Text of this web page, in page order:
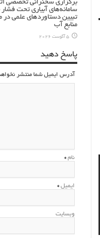
برگزاری سخنرانی تخصصی
سامانه‌های آبیاری تحت
تبیین دستاوردهای علمی
منابع آب
5 آگوست 2026
پاسخ دهید
آدرس ایمیل شما منتشر
نام *
ایمیل *
وبسایت